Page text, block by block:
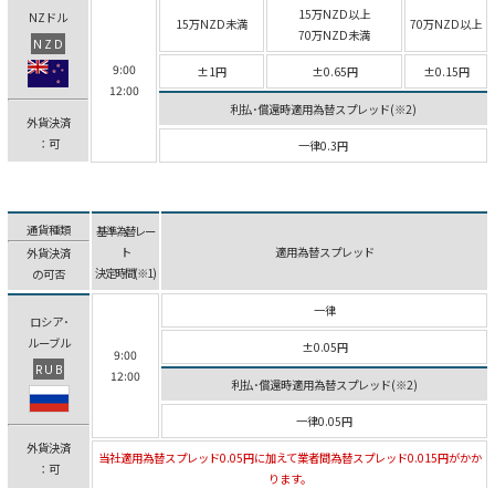
NZドル
NZD
外貨決済
：可
9:00
12:00
15万NZD未満
15万NZD以上
70万NZD未満
70万NZD以上
±1円 ±0.65円 ±0.15円
利払･償還時適用為替スプレッド(※2)
一律0.3円
通貨種類
外貨決済
の可否
基準為替レー
ト
決定時間(※1)
適用為替スプレッド
ロシア･
ルーブル
RUB
外貨決済
：可
9:00
12:00
一律
±0.05円
利払･償還時適用為替スプレッド(※2)
一律0.05円
当社適用為替スプレッド0.05円に加えて業者間為替スプレッド0.015円がかか
ります。